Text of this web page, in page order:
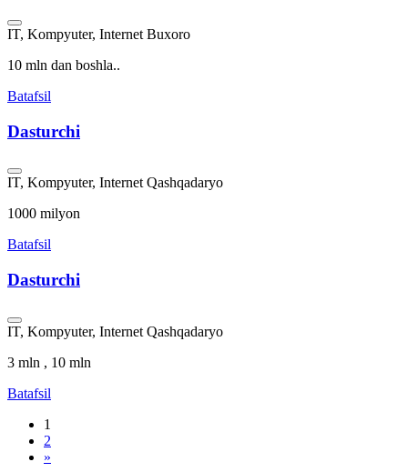
IT, Kompyuter, Internet Buxoro
10 mln dan boshla..
Batafsil
Dasturchi
IT, Kompyuter, Internet Qashqadaryo
1000 milyon
Batafsil
Dasturchi
IT, Kompyuter, Internet Qashqadaryo
3 mln , 10 mln
Batafsil
1
2
»